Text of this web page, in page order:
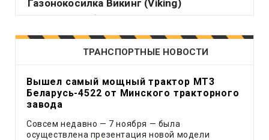
Газонокосилка Викинг (Viking)
Подавляющее большинство владельцев садовых
ТРАНСПОРТНЫЕ НОВОСТИ
Вышел самый мощный трактор МТ3
Беларусь-4522 от Минского тракторного
завода
Совсем недавно — 7 ноября — была
осуществлена презентация новой модели